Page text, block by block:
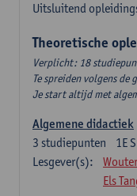
Uitsluitend
Theoretische
Verplicht: 18
Te spreiden volgens
Je start altijd met
Algemene didactiek
1E
3 studiepunten
Lesgever(s):
Els